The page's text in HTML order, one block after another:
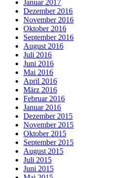
Januar 2017
Dezember 2016
November 2016
Oktober 2016
September 2016
August 2016
Juli 2016
Juni 2016
Mai 2016
April 2016
März 2016
Februar 2016
Januar 2016
Dezember 2015
November 2015
Oktober 2015
September 2015
August 2015
Juli 2015
Juni 2015